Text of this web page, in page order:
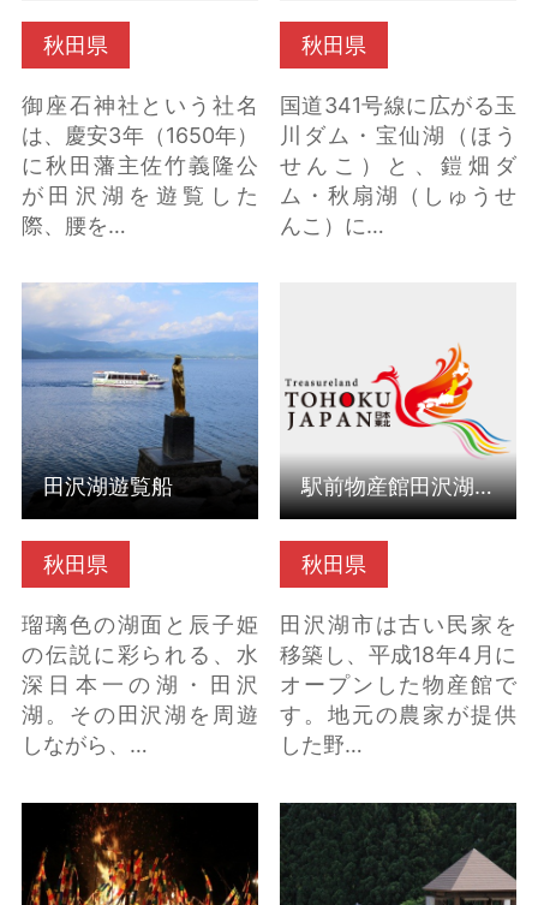
秋田県
御座石神社という社名
は、慶安3年（1650年）
に秋田藩主佐竹義隆公
が田沢湖を遊覧した
際、腰を…
秋田県
国道341号線に広がる玉
川ダム・宝仙湖（ほう
せんこ）と、鎧畑ダ
ム・秋扇湖（しゅうせ
んこ）に…
秋田県
瑠璃色の湖面と辰子姫
の伝説に彩られる、水
深日本一の湖・田沢
湖。その田沢湖を周遊
しながら、…
田沢湖遊覧船 の詳細は
こちら
田沢湖遊覧船
秋田県
田沢湖市は古い民家を
移築し、平成18年4月に
オープンした物産館で
す。地元の農家が提供
した野…
駅前物産館田沢湖市（秋田県仙北市）
六郷のカマクラ行事
（秋田県美郷町） の詳
細はこちら
ラベンダー園（秋田県
美郷町） の詳細はこち
ら